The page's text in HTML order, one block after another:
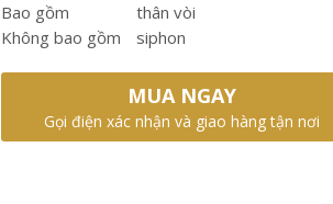
Bao gồm
thân vòi
Không bao gồm
siphon
MUA NGAY
Gọi điện xác nhận và giao hàng tận nơi